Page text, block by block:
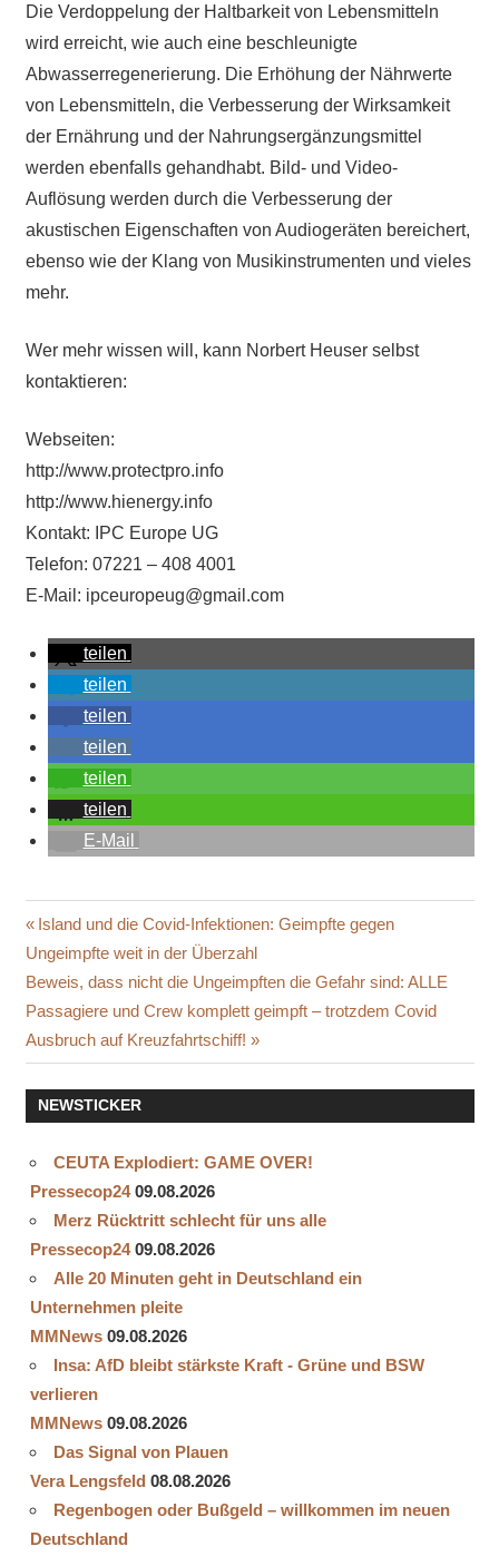
Die Verdoppelung der Haltbarkeit von Lebensmitteln
wird erreicht, wie auch eine beschleunigte
Abwasserregenerierung. Die Erhöhung der Nährwerte
von Lebensmitteln, die Verbesserung der Wirksamkeit
der Ernährung und der Nahrungsergänzungsmittel
werden ebenfalls gehandhabt. Bild- und Video-
Auflösung werden durch die Verbesserung der
akustischen Eigenschaften von Audiogeräten bereichert,
ebenso wie der Klang von Musikinstrumenten und vieles
mehr.
Wer mehr wissen will, kann Norbert Heuser selbst
kontaktieren:
Webseiten:
http://www.protectpro.info​
http://www.hienergy.info​
Kontakt: IPC Europe UG
Telefon: 07221 – 408 4001
E-Mail: ipceuropeug@gmail.com
teilen
teilen
teilen
teilen
teilen
teilen
E-Mail
EFFIZIENT
GEOPATHISCHE
HARMONIE
MESSBAR
MIKROBLUTZIRKULATION
NORBERT
VIBRATION
ALIGNMENT
FIELD
QUANTENPHYSIK
SCHWINGNGEN
TECHNISCHE
GERÄTE
Beitragsnavigation
Vorheriger
Beitrag:
Island und die Covid-Infektionen: Geimpfte gegen
Ungeimpfte weit in der Überzahl
Nächster
Beitrag:
Beweis, dass nicht die Ungeimpften die Gefahr sind: ALLE
Passagiere und Crew komplett geimpft – trotzdem Covid
Ausbruch auf Kreuzfahrtschiff!
NEWSTICKER
CEUTA Explodiert: GAME OVER!
Pressecop24 09.08.2026
Merz Rücktritt schlecht für uns alle
Pressecop24 09.08.2026
Alle 20 Minuten geht in Deutschland ein
Unternehmen pleite
MMNews 09.08.2026
Insa: AfD bleibt stärkste Kraft - Grüne und BSW
verlieren
MMNews 09.08.2026
Das Signal von Plauen
Vera Lengsfeld 08.08.2026
Regenbogen oder Bußgeld – willkommen im neuen
Deutschland